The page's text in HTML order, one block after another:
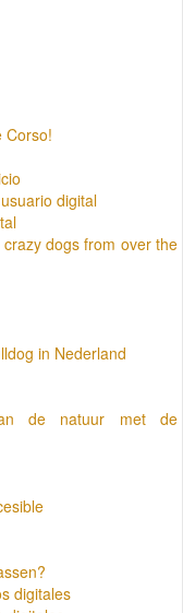
Corso!
digital
dogs from over the
in Nederland
de natuur met de
digitales